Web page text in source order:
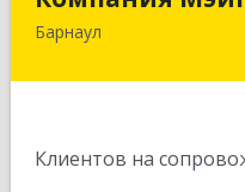
Барнаул
Клиентов на
656038, Алтайский